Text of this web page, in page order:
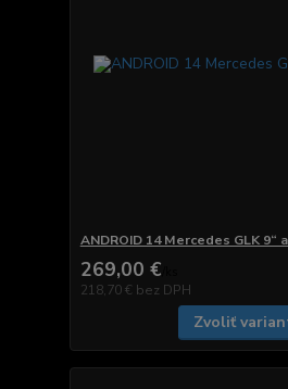
ANDROID 14 Mercedes GLK 9“
269,00 €
218,70 € bez DPH
Zvoliť